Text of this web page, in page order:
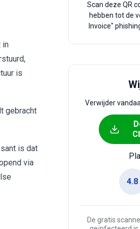
in
is
gebracht
is dat
via
Scan deze QR
hebben tot de
Invoice"
Verwijder
4.8
De gratis